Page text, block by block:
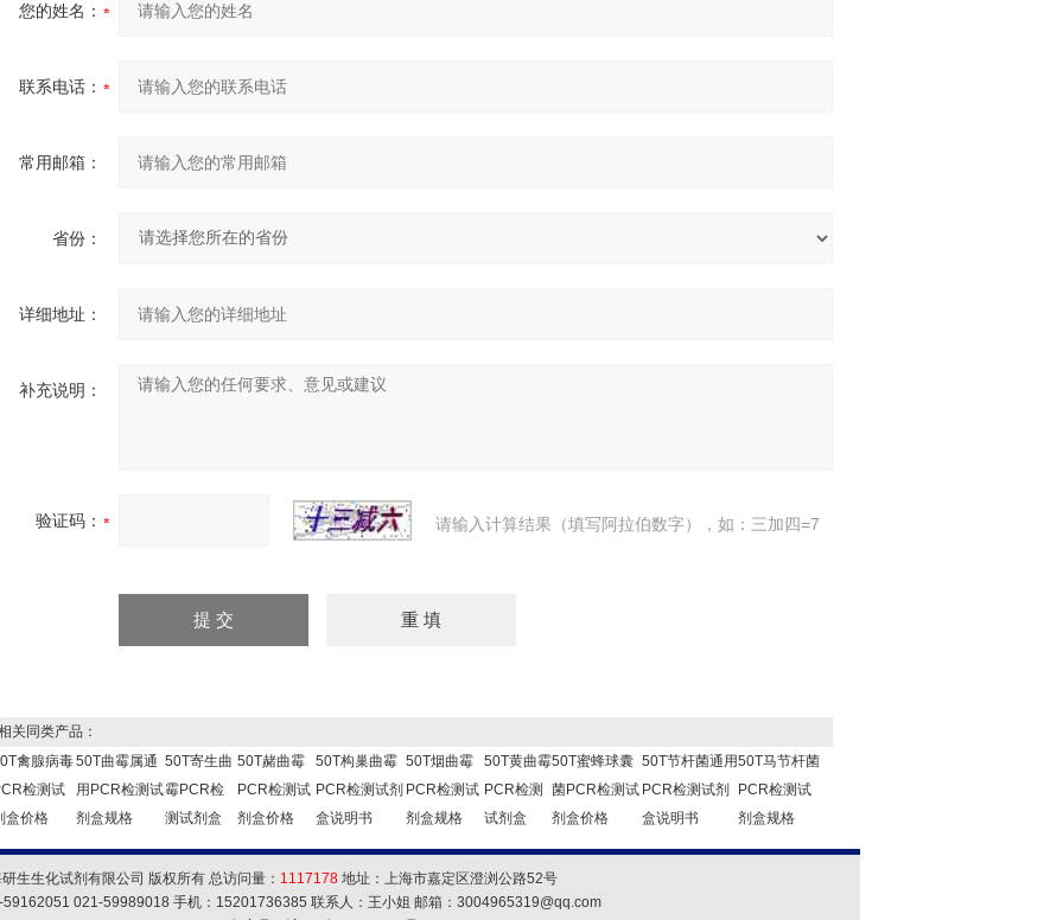
您的姓名：
联系电话：
常用邮箱：
省份：
详细地址：
补充说明：
验证码： 请输入计算结果（填写阿拉伯数字），如：三加四=7
同类产品：
禽腺病毒
检测试
盒价格
50T曲霉属通
用PCR检测试
剂盒规格
50T寄生曲
霉PCR检
测试剂盒
50T赭曲霉
PCR检测试
剂盒价格
50T构巢曲霉
PCR检测试剂
盒说明书
50T烟曲霉
PCR检测试
剂盒规格
50T黄曲霉
PCR检测
试剂盒
50T蜜蜂球囊
菌PCR检测试
剂盒价格
50T节杆菌通用
PCR检测试剂
盒说明书
50T马节杆菌
PCR检测试
剂盒规格
生生化试剂有限公司 版权所有 总访问量： 1117178 地址：上海市嘉定区澄浏公路52号
021-59989018 手机：15201736385 联系人：王小姐 邮箱： 3004965319@qq.com